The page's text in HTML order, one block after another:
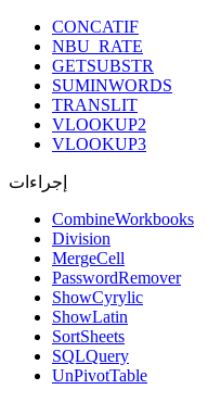
CONCATIF
NBU_RATE
GETSUBSTR
SUMINWORDS
TRANSLIT
VLOOKUP2
VLOOKUP3
إجراءات
CombineWorkbooks
Division
MergeCell
PasswordRemover
ShowCyrylic
ShowLatin
SortSheets
SQLQuery
UnPivotTable